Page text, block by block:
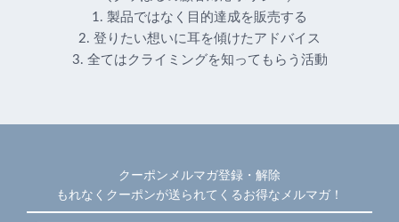
1. 製品ではなく目的達成を販売する
2. 登りたい想いに耳を傾けたアドバイス
3. 全てはクライミングを知ってもらう活動
クーポンメルマガ登録・解除
もれなくクーポンが送られてくるお得なメルマガ！